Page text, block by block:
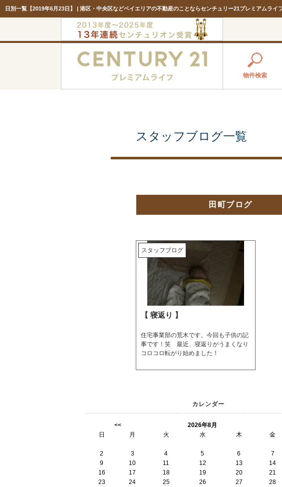
日別一覧【2019年6月23日】 | 港区・中央区などベイエリアの不動産のことならセンチュリー21プレミアムライ
物件検索
スタッフブログ一覧
田町ブログ
スタッフブログ
【 寝返り 】
住宅事業部の荒木です。今回も子供の記
事です！笑 最近、寝返りがうまくなり
コロコロ転がり始めました！
カレンダー
<<
2026年8月
日
月 火 水 木 金
2
3 4 5 6 7
9
10 11 12 13 14
16
17 18 19 20 21
23
24 25 26 27 28